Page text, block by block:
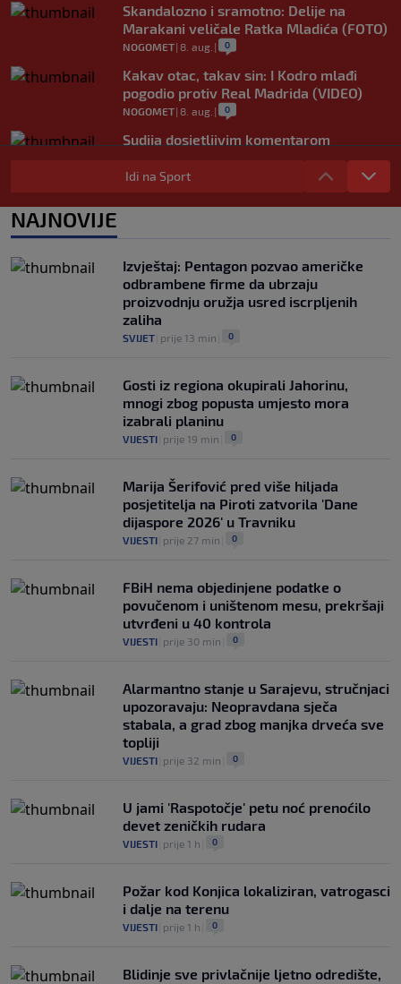
Skandalozno i sramotno: Delije na
Marakani veličale Ratka Mladića (FOTO)
NOGOMET| 8. aug. | 0
Kakav otac, takav sin: I Kodro mlađi
pogodio protiv Real Madrida (VIDEO)
NOGOMET| 8. aug. | 0
Sudija dosjetljivim komentarom
nasmijao publiku nakon žalbe tenisera
(VIDEO)
Idi na Sport
NAJNOVIJE
Izvještaj: Pentagon pozvao američke
odbrambene firme da ubrzaju
proizvodnju oružja usred iscrpljenih
zaliha
SVIJET prije 13 min 0
Gosti iz regiona okupirali Jahorinu,
mnogi zbog popusta umjesto mora
izabrali planinu
VIJESTI prije 19 min 0
Marija Šerifović pred više hiljada
posjetitelja na Piroti zatvorila 'Dane
dijaspore 2026' u Travniku
VIJESTI prije 27 min 0
FBiH nema objedinjene podatke o
povučenom i uništenom mesu, prekršaji
utvrđeni u 40 kontrola
VIJESTI prije 30 min 0
Alarmantno stanje u Sarajevu, stručnjaci
upozoravaju: Neopravdana sječa
stabala, a grad zbog manjka drveća sve
topliji
VIJESTI prije 32 min 0
U jami 'Raspotočje' petu noć prenoćilo
devet zeničkih rudara
VIJESTI prije 1 h 0
Požar kod Konjica lokaliziran, vatrogasci
i dalje na terenu
VIJESTI prije 1 h 0
Blidinje sve privlačnije ljetno odredište,